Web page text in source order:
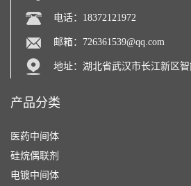
电话：18372121972
邮箱： 726361539@qq.com
地址：湖北省武汉市长江新区
产品分类
医药中间体
硅烷偶联剂
电镀中间体